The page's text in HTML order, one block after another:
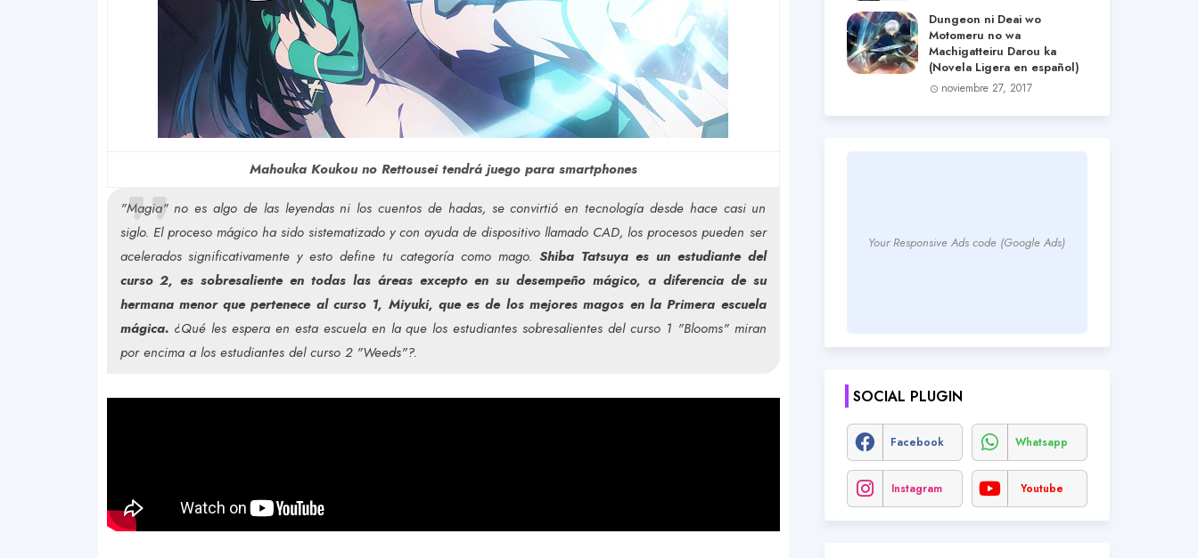
Mahouka Koukou no Rettousei tendrá juego para smartphones
"Magia" no es algo de las leyendas ni los cuentos de hadas, se convirtió en tecnología desde hace casi un
siglo. El proceso mágico ha sido sistematizado y con ayuda de dispositivo llamado CAD, los procesos pueden ser
acelerados significativamente y esto define tu categoría como mago. Shiba Tatsuya es un estudiante del
curso 2, es sobresaliente en todas las áreas excepto en su desempeño mágico, a diferencia de su
hermana menor que pertenece al curso 1, Miyuki, que es de los mejores magos en la Primera escuela
mágica. ¿Qué les espera en esta escuela en la que los estudiantes sobresalientes del curso 1 "Blooms" miran
por encima a los estudiantes del curso 2 "Weeds"?.
Dungeon ni Deai wo
Motomeru no wa
Machigatteiru Darou ka
(Novela Ligera en español)
noviembre 27, 2017
Your Responsive Ads code (Google Ads)
SOCIAL PLUGIN
Facebook Whatsapp
Instagram Youtube